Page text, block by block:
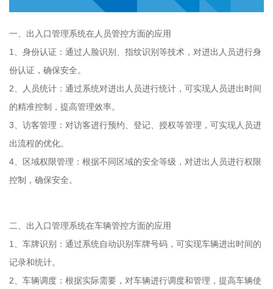
一、出入口管理系统在人员管控方面的应用
1、身份认证：通过人脸识别、指纹识别等技术，对进出人员进行身
份认证，确保安全。
2、人员统计：通过系统对进出人员进行统计，可实现人员进出时间
的精准控制，提高管理效率。
3、访客管理：对访客进行预约、登记、授权等管理，可实现人员进
出流程的优化。
4、区域权限管理：根据不同区域的安全等级，对进出人员进行权限
控制，确保安全。
二、出入口管理系统在车辆管控方面的应用
1、车牌识别：通过系统自动识别车牌号码，可实现车辆进出时间的
记录和统计。
2、车辆调度：根据实际需要，对车辆进行调度和管理，提高车辆使